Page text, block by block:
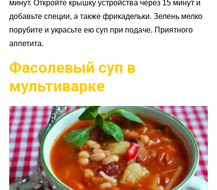
минут. Откройте крышку устройства через 15 минут и
добавьте специи, а также фрикадельки. Зелень мелко
порубите и украсьте ею суп при подаче. Приятного
аппетита.
Фасолевый суп в
мультиварке